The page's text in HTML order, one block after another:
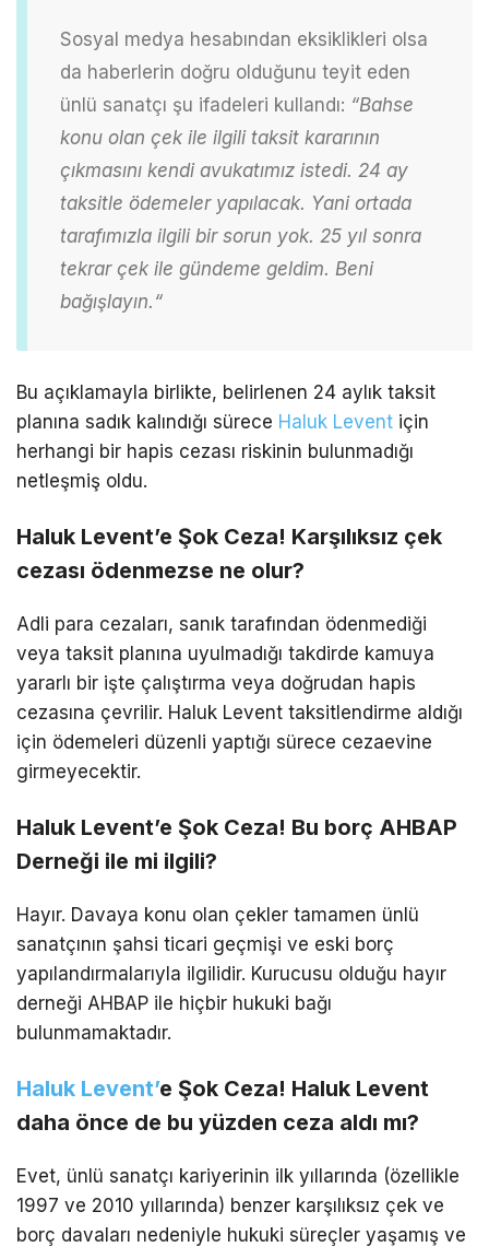
Sosyal medya hesabından eksiklikleri olsa
da haberlerin doğru olduğunu teyit eden
ünlü sanatçı şu ifadeleri kullandı: “Bahse
konu olan çek ile ilgili taksit kararının
çıkmasını kendi avukatımız istedi. 24 ay
taksitle ödemeler yapılacak. Yani ortada
tarafımızla ilgili bir sorun yok. 25 yıl sonra
tekrar çek ile gündeme geldim. Beni
bağışlayın. “
Bu açıklamayla birlikte, belirlenen 24 aylık taksit
planına sadık kalındığı sürece Haluk Levent için
herhangi bir hapis cezası riskinin bulunmadığı
netleşmiş oldu.
Haluk Levent’e Şok Ceza! Karşılıksız çek
cezası ödenmezse ne olur?
Adli para cezaları, sanık tarafından ödenmediği
veya taksit planına uyulmadığı takdirde kamuya
yararlı bir işte çalıştırma veya doğrudan hapis
cezasına çevrilir. Haluk Levent taksitlendirme aldığı
için ödemeleri düzenli yaptığı sürece cezaevine
girmeyecektir.
Haluk Levent’e Şok Ceza! Bu borç AHBAP
Derneği ile mi ilgili?
Hayır. Davaya konu olan çekler tamamen ünlü
sanatçının şahsi ticari geçmişi ve eski borç
yapılandırmalarıyla ilgilidir. Kurucusu olduğu hayır
derneği AHBAP ile hiçbir hukuki bağı
bulunmamaktadır.
Haluk Levent’e Şok Ceza! Haluk Levent
daha önce de bu yüzden ceza aldı mı?
Evet, ünlü sanatçı kariyerinin ilk yıllarında (özellikle
1997 ve 2010 yıllarında) benzer karşılıksız çek ve
borç davaları nedeniyle hukuki süreçler yaşamış ve